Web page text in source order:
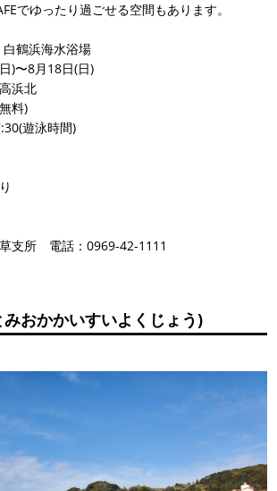
でゆったり過ごせる空間もあります。
鶴浜海水浴場
)〜8月18日(日)
浜北
料)
遊泳時間)
支所 電話：0969-42-1111
おかかいすいよくじょう)